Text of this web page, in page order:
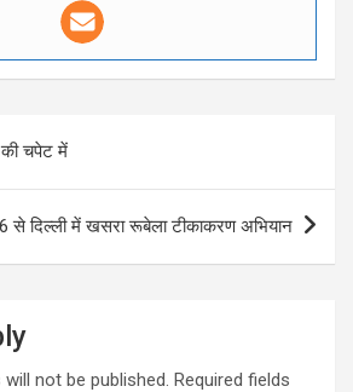
की चपेट में
से दिल्ली में खसरा रूबेला टीकाकरण अभियान
not be published. Required fields